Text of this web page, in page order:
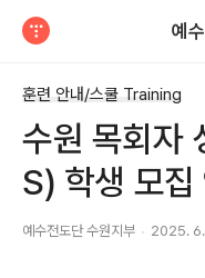
예
훈련 안내/스쿨 Training
수원 목회자
S) 학생 모집
예수전도단 수원지부 2025.